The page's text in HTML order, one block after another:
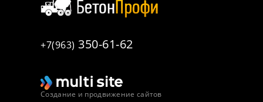
+7(963) 350-61-62
Создание и продвижение сайтов